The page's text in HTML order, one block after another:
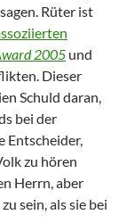
Rüter ist
2005 und
Dieser
Schuld daran,
bei der
Entscheider,
zu hören
Herrn, aber
sein, als sie bei